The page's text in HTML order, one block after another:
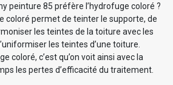
peinture 85 préfère l’hydrofuge coloré ?
coloré permet de teinter le supporte, de
les teintes de la toiture avec les
les teintes d’une toiture.
coloré, c’est qu’on voit ainsi avec la
les pertes d’efficacité du traitement.